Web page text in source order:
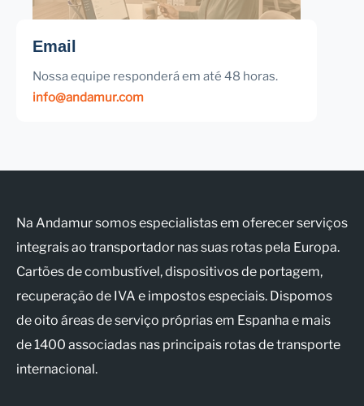
Email
Nossa equipe responderá em até 48 horas.
info@andamur.com
Na Andamur somos especialistas em oferecer serviços
integrais ao transportador nas suas rotas pela Europa.
Cartões de combustível, dispositivos de portagem,
recuperação de IVA e impostos especiais. Dispomos
de oito áreas de serviço próprias em Espanha e mais
de 1400 associadas nas principais rotas de transporte
internacional.